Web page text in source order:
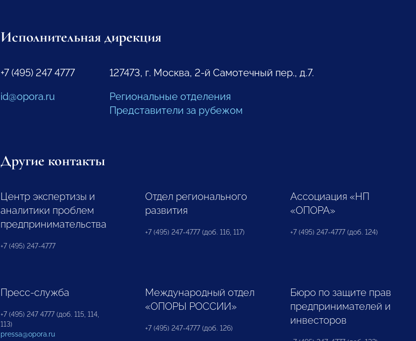
Исполнительная дирекция
+7 (495) 247 4777
id@opora.ru
127473, г. Москва, 2-й Самотечный пер., д.7.
Региональные отделения
Представители за рубежом
Другие контакты
Центр экспертизы и
аналитики проблем
предпринимательства
+7 (495) 247-4777
Отдел регионального
развития
+7 (495) 247-4777 (доб. 116, 117)
Ассоциация «НП
«ОПОРА»
+7 (495) 247-4777 (доб. 124)
Пресс-служба
+7 (495) 247 4777 (доб. 115, 114,
113)
pressa@opora.ru
Международный отдел
«ОПОРЫ РОССИИ»
+7 (495) 247-4777 (доб. 126)
Бюро по защите прав
предпринимателей и
инвесторов